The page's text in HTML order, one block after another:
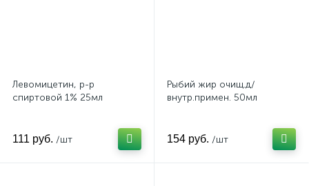
Левомицетин, р-р
спиртовой 1% 25мл
111 руб. /шт
Рыбий жир очищ.д/
внутр.примен. 50мл
154 руб. /шт